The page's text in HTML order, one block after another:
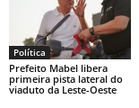
Política
Prefeito Mabel libera
primeira pista lateral do
viaduto da Leste-Oeste